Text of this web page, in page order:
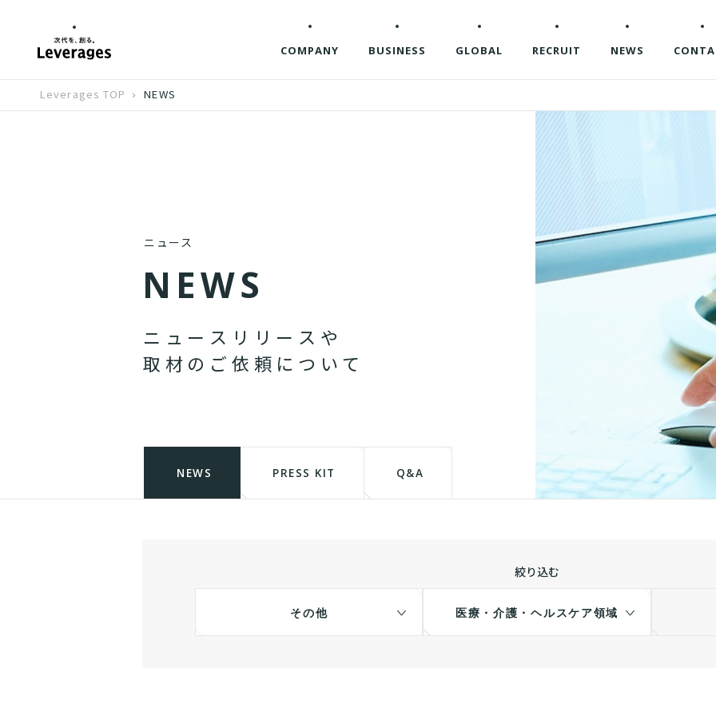
COMPANY BUSINESS GLOBAL RECRUIT NEWS
Leverages TOP NEWS
ニュース
N EWS
ニ ュ ー ス リ リ ー ス や
取 材 の ご 依 頼 に つ い て
NEWS PRESS KIT Q&A
絞り込む
その他 医療・介護・ヘルスケア領域